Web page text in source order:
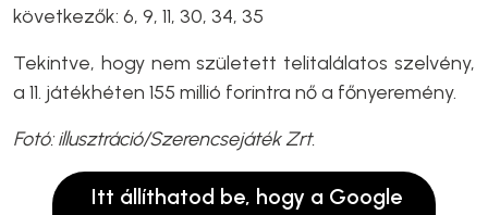
következők: 6, 9, 11, 30, 34, 35
Tekintve, hogy nem született telitalálatos szelvény,
a 11. játékhéten 155 millió forintra nő a főnyeremény.
Fotó: illusztráció/Szerencsejáték Zrt.
Itt állíthatod be, hogy a Google